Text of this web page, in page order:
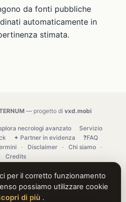
da fonti pubbliche
automaticamente in
stimata.
— progetto di vxd.mobi
necrologi avanzato
Servizio
✦ Partner in evidenza
❓FAQ
· Disclaimer · Chi siamo
·
Credits
per il corretto funzionamento
possiamo utilizzare cookie
di più .